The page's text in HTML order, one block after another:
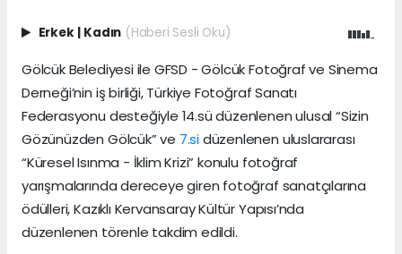
Erkek | Kadın (Haberi Sesli Oku)
Gölcük Belediyesi ile GFSD - Gölcük Fotoğraf ve Sinema
Derneği’nin iş birliği, Türkiye Fotoğraf Sanatı
Federasyonu desteğiyle 14.sü düzenlenen ulusal “Sizin
Gözünüzden Gölcük” ve 7.sidüzenlenen uluslararası
“Küresel Isınma - İklim Krizi” konulu fotoğraf
yarışmalarında dereceye giren fotoğraf sanatçılarına
ödülleri, Kazıklı Kervansaray Kültür Yapısı’nda
düzenlenen törenle takdim edildi.